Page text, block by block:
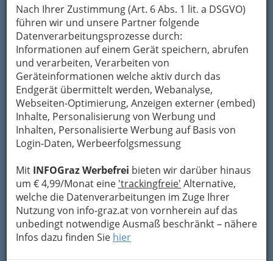
Nach Ihrer Zustimmung (Art. 6 Abs. 1 lit. a DSGVO)
führen wir und unsere Partner folgende
Datenverarbeitungsprozesse durch:
Informationen auf einem Gerät speichern, abrufen
und verarbeiten, Verarbeiten von
Geräteinformationen welche aktiv durch das
Endgerät übermittelt werden, Webanalyse,
Webseiten-Optimierung, Anzeigen externer (embed)
Inhalte, Personalisierung von Werbung und
Inhalten, Personalisierte Werbung auf Basis von
Login-Daten, Werbeerfolgsmessung
Mit INFOGraz Werbefrei bieten wir darüber hinaus
um € 4,99/Monat eine 'trackingfreie' Alternative,
welche die Datenverarbeitungen im Zuge Ihrer
Nutzung von info-graz.at von vornherein auf das
unbedingt notwendige Ausmaß beschränkt – nähere
Infos dazu finden Sie hier
Karte & Routenplaner
Eintrag ändern
Kategorien
Dr. Katja Lipsky - Fachärztin für
Urologie
Albrechtgasse 9, 8010 Graz
+43 316 825 959
+43 316 825 959 4
Eintrag ändern
Kategorien
4
Dr. Peter Droschl